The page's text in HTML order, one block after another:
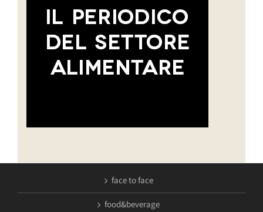
face to face
food&beverage